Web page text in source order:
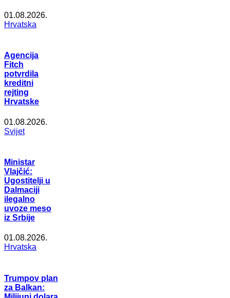
01.08.2026.
Hrvatska
Agencija
Fitch
potvrdila
kreditni
rejting
Hrvatske
01.08.2026.
Svijet
Ministar
Vlajčić:
Ugostitelji u
Dalmaciji
ilegalno
uvoze meso
iz Srbije
01.08.2026.
Hrvatska
Trumpov plan
za Balkan: